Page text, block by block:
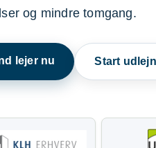
og mindre tomgang.
lejer nu Start